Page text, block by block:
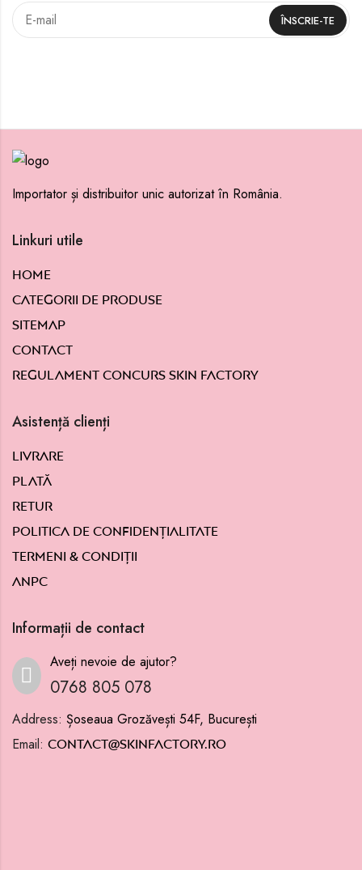
Importator și distribuitor unic autorizat în România.
Linkuri utile
Home
Categorii de produse
Sitemap
Contact
Regulament concurs Skin Factory
Asistență clienți
Livrare
Plată
Retur
Politica de confidențialitate
Termeni & condiții
ANPC
Informații de contact
Aveți nevoie de ajutor?
0768 805 078
Address: Șoseaua Grozăvești 54F, București
Email: contact@skinfactory.ro